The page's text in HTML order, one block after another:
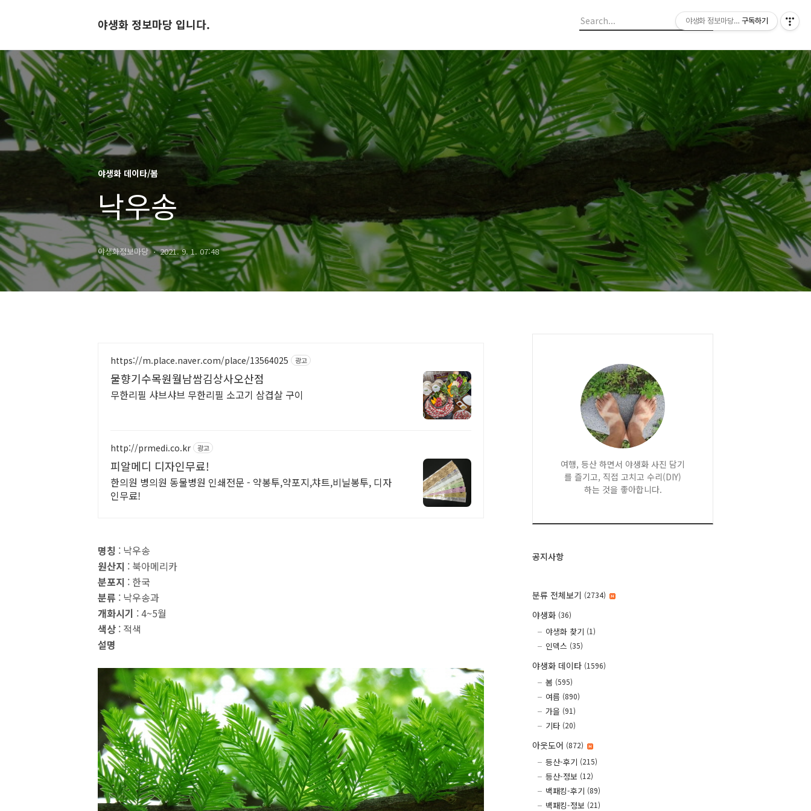
야생화 정보마당 입니다.
야생화 데이타/봄
낙우송
야생화정보마당 2021. 9. 1. 07:48
https://m.place.naver.com/place/13564025 광고
물향기수목원월남쌈김상사오산점
무한리필 샤브샤브 무한리필 소고기 삼겹살 구이
http://prmedi.co.kr 광고
피알메디 디자인무료!
한의원 병의원 동물병원 인쇄전문 - 약봉투,약포지,챠트,비닐봉투, 디자
인무료!
명칭 : 낙우송
원산지 : 북아메리카
분포지 : 한국
분류 : 낙우송과
개화시기 : 4~5월
색상 : 적색
설명
여행, 등산 하면서 야생화 사진 담기
를 즐기고, 직접 고치고 수리(DIY)
하는 것을 좋아합니다.
공지사항
분류 전체보기 (2734)
야생화 (36)
야생화 찾기 (1)
인덱스 (35)
야생화 데이타 (1596)
봄 (595)
여름 (890)
가을 (91)
기타 (20)
아웃도어 (872)
등산-후기 (215)
등산-정보 (12)
백패킹-후기 (89)
백패킹-정보 (21)
야생화 정보마당 입니다.
구독하기